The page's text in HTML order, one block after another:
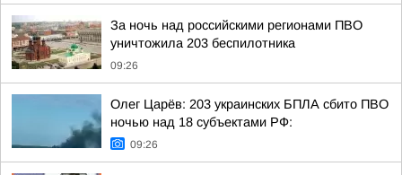
За ночь над российскими регионами ПВО
уничтожила 203 беспилотника
09:26
Олег Царёв: 203 украинских БПЛА сбито ПВО
ночью над 18 субъектами РФ:
09:26